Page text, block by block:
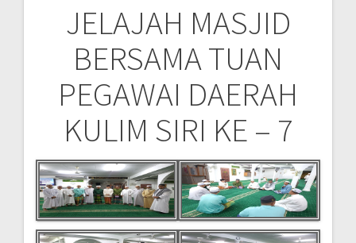
JELAJAH MASJID
BERSAMA TUAN
PEGAWAI DAERAH
KULIM SIRI KE – 7
Post
navigation